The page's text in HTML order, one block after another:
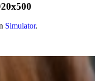
Simulator.